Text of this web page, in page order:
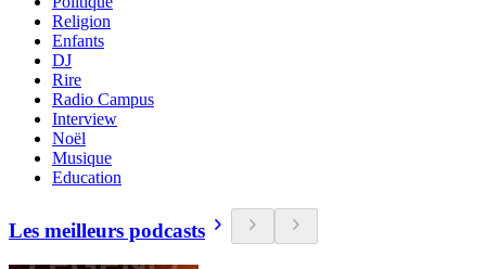
Religion
Enfants
DJ
Rire
Radio Campus
Interview
Noël
Musique
Education
Les meilleurs podcasts